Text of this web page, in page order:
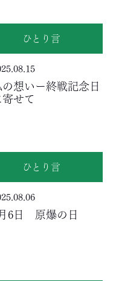
ひとり言
想いー終戦記念日
寄せて
ひとり言
6日 原爆の日